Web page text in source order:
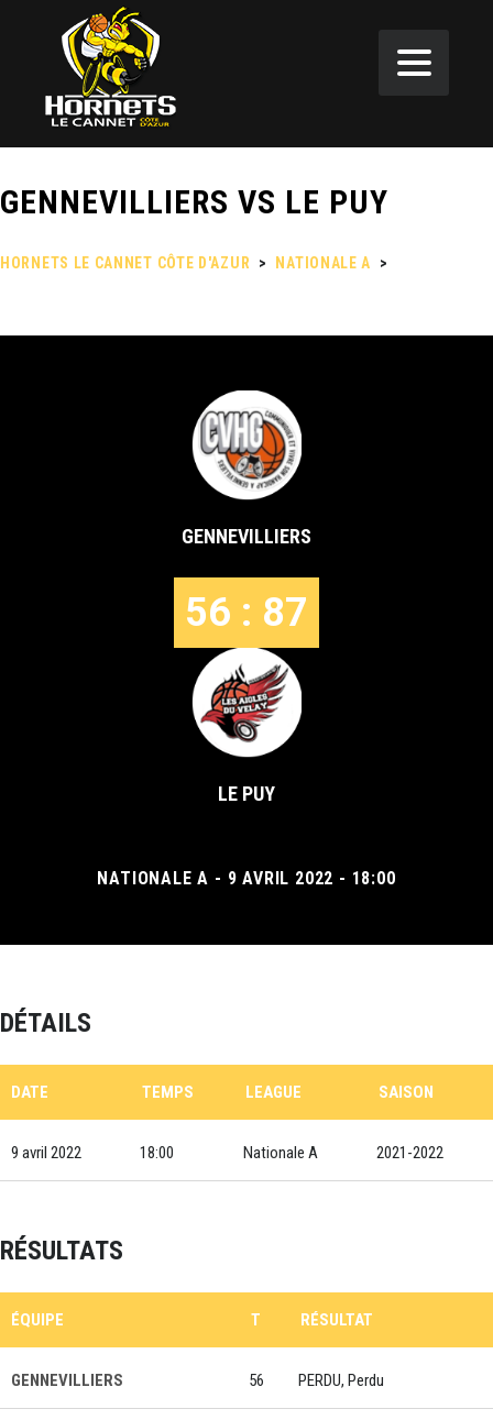
GENNEVILLIERS VS LE PUY
HORNETS LE CANNET CÔTE D'AZUR > NATIONALE A
>
GENNEVILLIERS
56 : 87
LE PUY
NATIONALE A - 9 AVRIL 2022 - 18:00
DÉTAILS
DATE TEMPS LEAGUE SAISON
9 avril 2022 18:00 Nationale A 2021-2022
RÉSULTATS
ÉQUIPE T RÉSULTAT
GENNEVILLIERS 56 PERDU, Perdu